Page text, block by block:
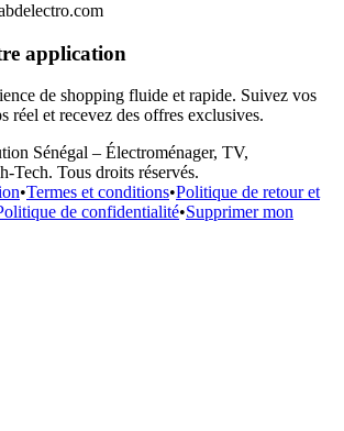
application
de shopping fluide et rapide. Suivez vos
réel et recevez des offres exclusives.
Sénégal – Électroménager, TV,
Tech. Tous droits réservés.
•Termes et conditions•Politique de retour et
de confidentialité•Supprimer mon